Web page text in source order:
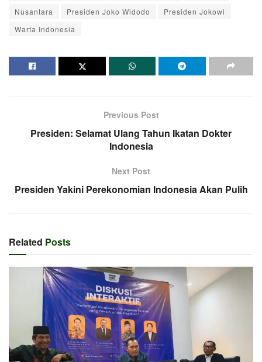
Nusantara
Presiden Joko Widodo
Presiden Jokowi
Warta Indonesia
Previous Post
Presiden: Selamat Ulang Tahun Ikatan Dokter
Indonesia
Next Post
Presiden Yakini Perekonomian Indonesia Akan Pulih
Related Posts